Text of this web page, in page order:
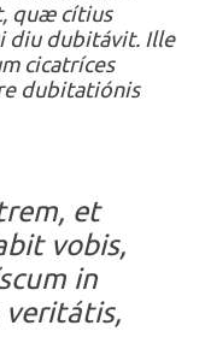
quæ cítius
diu dubitávit. Ille
cicatríces
dubitatiónis
et
vobis,
in